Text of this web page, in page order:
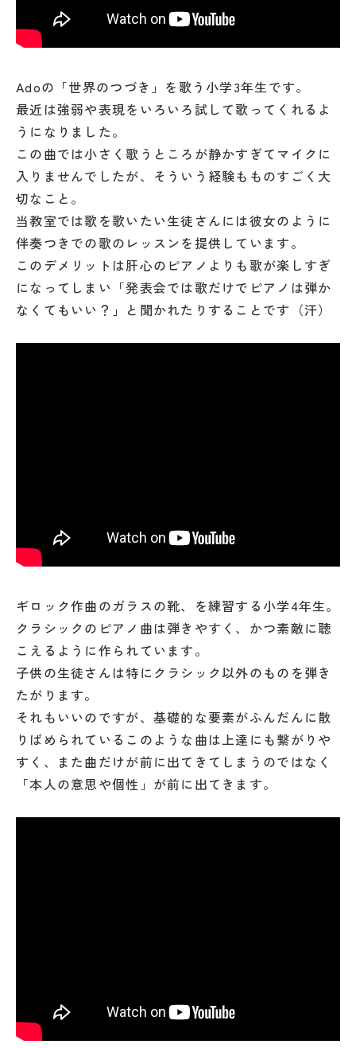
Adoの「世界のつづき」を歌う小学3年生です。
最近は強弱や表現をいろいろ試して歌ってくれるよ
うになりました。
この曲では小さく歌うところが静かすぎてマイクに
入りませんでしたが、そういう経験もものすごく大
切なこと。
当教室では歌を歌いたい生徒さんには彼女のように
伴奏つきでの歌のレッスンを提供しています。
このデメリットは肝心のピアノよりも歌が楽しすぎ
になってしまい「発表会では歌だけでピアノは弾か
なくてもいい？」と聞かれたりすることです（汗）
ギロック作曲のガラスの靴、を練習する小学4年生。
クラシックのピアノ曲は弾きやすく、かつ素敵に聴
こえるように作られています。
子供の生徒さんは特にクラシック以外のものを弾き
たがります。
それもいいのですが、基礎的な要素がふんだんに散
りばめられているこのような曲は上達にも繋がりや
すく、また曲だけが前に出てきてしまうのではなく
「本人の意思や個性」が前に出てきます。